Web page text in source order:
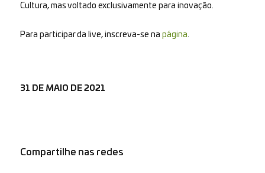
Cultura, mas voltado exclusivamente para inovação.
Para participar da live, inscreva-se na página.
31 DE MAIO DE 2021
Compartilhe nas redes